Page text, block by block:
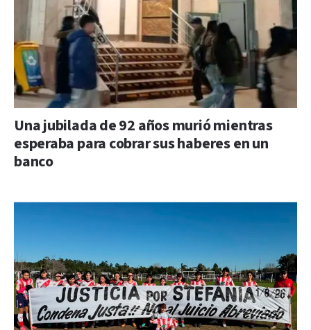
Una jubilada de 92 años murió mientras
esperaba para cobrar sus haberes en un
banco